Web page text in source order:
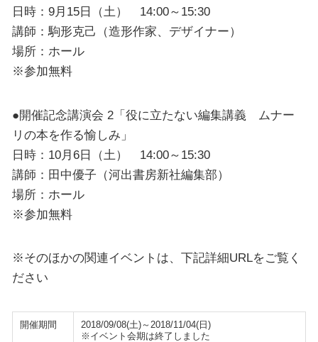
日時：9月15日（土） 14:00～15:30
講師：駒形克己（造形作家、デザイナー）
場所：ホール
※参加無料
●開催記念講演会 2「役に立たない編集講義 ムナー
リの本を作る愉しみ」
日時：10月6日（土） 14:00～15:30
講師：田中優子（河出書房新社編集部）
場所：ホール
※参加無料
※そのほかの関連イベントは、下記詳細URLをご覧く
ださい
開催期間
2018/09/08(土)～2018/11/04(日)
※イベント会期は終了しました